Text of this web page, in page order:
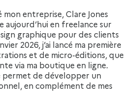
mon entreprise, Clare Jones
aujourd’hui en freelance sur
graphique pour des clients
2026, j’ai lancé ma première
et de micro-éditions, que
via ma boutique en ligne.
de développer un
en complément de mes